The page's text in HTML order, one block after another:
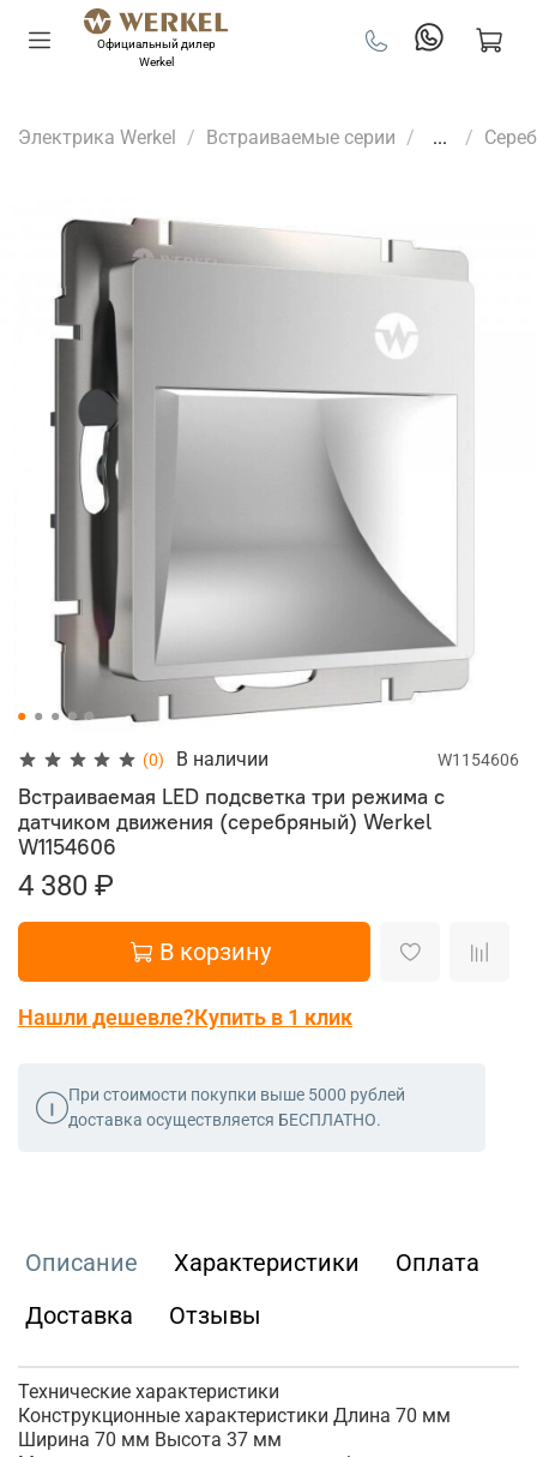
Официальный дилер
Werkel
Электрика Werkel Встраиваемые серии ...
(0) В наличии W1154606
Встраиваемая LED подсветка три режима с
датчиком движения (серебряный) Werkel
W1154606
4 380 ₽
В корзину
Нашли дешевле?Купить в 1 клик
При стоимости покупки выше 5000 рублей
доставка осуществляется БЕСПЛАТНО.
Описание Характеристики
Оплата
Доставка
Отзывы
Технические характеристики
Конструкционные характеристики Длина 70 мм
Ширина 70 мм Высота 37 мм